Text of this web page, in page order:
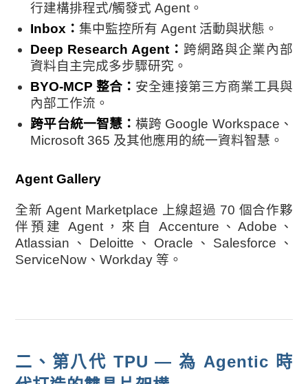
行建構排程式/觸發式 Agent。
Inbox：集中監控所有 Agent 活動與狀態。
Deep Research Agent：跨網路與企業內部
資料自主完成多步驟研究。
BYO-MCP 整合： 安全連接第三方商業工具與
內部工作流。
跨平台統一智慧：橫跨 Google Workspace、
Microsoft 365 及其他應用的統一資料智慧。
Agent Gallery
全新 Agent Marketplace 上線超過 70 個合作夥
伴預建 Agent，來自 Accenture、Adobe、
Atlassian、Deloitte、Oracle、Salesforce、
ServiceNow、Workday 等。
二、第八代 TPU — 為 Agentic 時